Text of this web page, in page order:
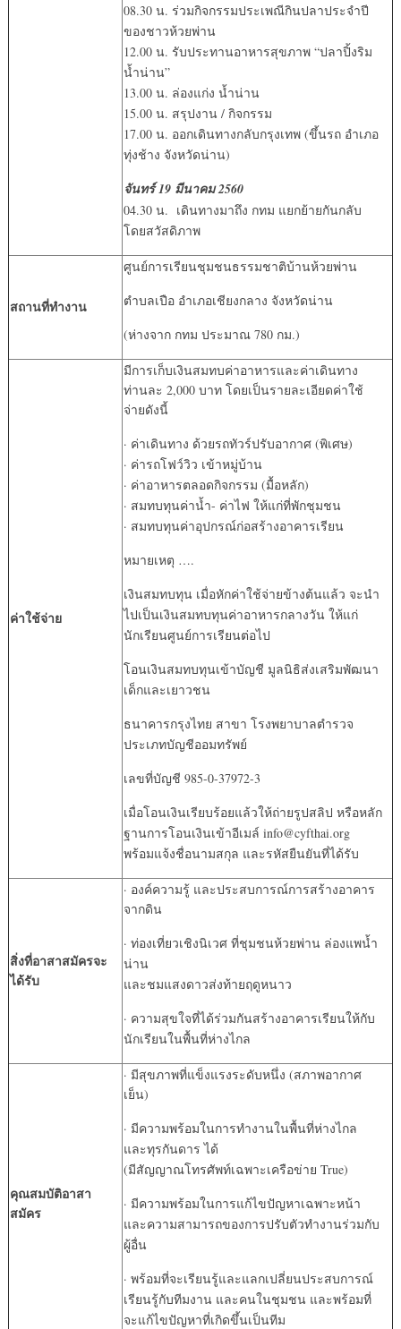
08.30 น. ร่วมกิจกรรมประเพณีกินปลาประจำปี
ของชาวห้วยพ่าน
12.00 น. รับประทานอาหารสุขภาพ “ปลาปิ้งริม
น้ำน่าน”
13.00 น. ล่องแก่ง น้ำน่าน
15.00 น. สรุปงาน / กิจกรรม
17.00 น. ออกเดินทางกลับกรุงเทพ (ขึ้นรถ อำเภอ
ทุ่งช้าง จังหวัดน่าน)
จันทร์ 19 มีนาคม 2560
04.30 น. เดินทางมาถึง กทม แยกย้ายกันกลับ
โดยสวัสดิภาพ
สถานที่ทำงาน
ศูนย์การเรียนชุมชนธรรมชาติบ้านห้วยพ่าน
ตำบลเปือ อำเภอเชียงกลาง จังหวัดน่าน
(ห่างจาก กทม ประมาณ 780 กม.)
ค่าใช้จ่าย
มีการเก็บเงินสมทบค่าอาหารและค่าเดินทาง
ท่านละ 2,000 บาท โดยเป็นรายละเอียดค่าใช้
จ่ายดังนี้
· ค่าเดินทาง ด้วยรถทัวร์ปรับอากาศ (พิเศษ)
· ค่ารถโฟว์วิว เข้าหมู่บ้าน
· ค่าอาหารตลอดกิจกรรม (มื้อหลัก)
· สมทบทุนค่าน้ำ- ค่าไฟ ให้แก่ที่พักชุมชน
· สมทบทุนค่าอุปกรณ์ก่อสร้างอาคารเรียน
หมายเหตุ ….
เงินสมทบทุน เมื่อหักค่าใช้จ่ายข้างต้นแล้ว จะนำ
ไปเป็นเงินสมทบทุนค่าอาหารกลางวัน ให้แก่
นักเรียนศูนย์การเรียนต่อไป
โอนเงินสมทบทุนเข้าบัญชี มูลนิธิส่งเสริมพัฒนา
เด็กและเยาวชน
ธนาคารกรุงไทย สาขา โรงพยาบาลตำรวจ
ประเภทบัญชีออมทรัพย์
เลขที่บัญชี 985-0-37972-3
เมื่อโอนเงินเรียบร้อยแล้วให้ถ่ายรูปสลิป หรือหลัก
ฐานการโอนเงินเข้าอีเมล์ info@cyfthai.org
พร้อมแจ้งชื่อนามสกุล และรหัสยืนยันที่ได้รับ
สิ่งที่อาสาสมัครจะ
ได้รับ
· องค์ความรู้ และประสบการณ์การสร้างอาคาร
จากดิน
· ท่องเที่ยวเชิงนิเวศ ที่ชุมชนห้วยพ่าน ล่องแพน้ำ
น่าน
และชมแสงดาวส่งท้ายฤดูหนาว
· ความสุขใจที่ได้ร่วมกันสร้างอาคารเรียนให้กับ
นักเรียนในพื้นที่ห่างไกล
คุณสมบัติอาสา
สมัคร
· มีสุขภาพที่แข็งแรงระดับหนึ่ง (สภาพอากาศ
เย็น)
· มีความพร้อมในการทำงานในพื้นที่ห่างไกล
และทุรกันดาร ได้
(มีสัญญาณโทรศัพท์เฉพาะเครือข่าย True)
· มีความพร้อมในการแก้ไขปัญหาเฉพาะหน้า
และความสามารถของการปรับตัวทำงานร่วมกับ
ผู้อื่น
· พร้อมที่จะเรียนรู้และแลกเปลี่ยนประสบการณ์
เรียนรู้กับทีมงาน และคนในชุมชน และพร้อมที่
จะแก้ไขปัญหาที่เกิดขึ้นเป็นทีม